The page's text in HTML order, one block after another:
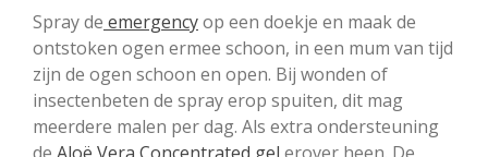
Spray de emergencyop een doekje en maak de
ontstoken ogen ermee schoon, in een mum van tijd
zijn de ogen schoon en open. Bij wonden of
insectenbeten de spray erop spuiten, dit mag
meerdere malen per dag. Als extra ondersteuning